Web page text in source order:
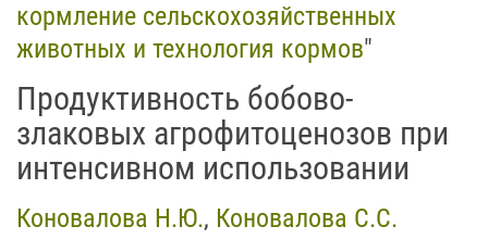
кормление сельскохозяйственных
животных и технология кормов"
Продуктивность бобово-
злаковых агрофитоценозов при
интенсивном использовании
Коновалова Н.Ю., Коновалова С.С.